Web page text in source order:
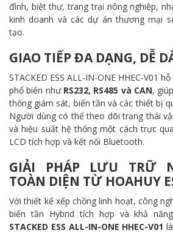
đình, biệt thự, trang trại nông nghiệp,
kinh doanh và các dự án thương mại
tạo.
GIAO TIẾP ĐA DẠNG, DỄ
STACKED ESS ALL-IN-ONE HHEC-V01
phổ biến như RS232, RS485 và CAN,
thống giám sát, biến tần và các thiết bị
Người dùng có thể theo dõi trạng thái
và hiệu suất hệ thống một cách trực
LCD tích hợp và kết nối Bluetooth.
GIẢI PHÁP LƯU TRỮ
TOÀN DIỆN TỪ HOAHUY
Với thiết kế xếp chồng linh hoạt, công
biến tần Hybrid tích hợp và khả
STACKED ESS ALL-IN-ONE HHEC-V01